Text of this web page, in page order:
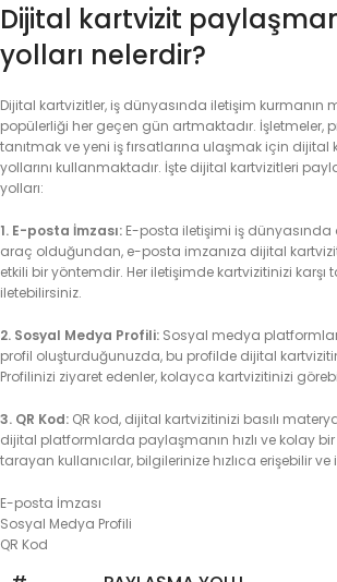
Dijital kartvizit
yolları nelerdir?
Dijital kartvizitler, iş dünyasında iletişim kurmanın
popülerliği her geçen gün artmaktadır. İşletmeler,
tanıtmak ve yeni iş fırsatlarına ulaşmak için dijital
yollarını kullanmaktadır. İşte dijital kartvizitleri
yolları:
1. E-posta İmzası: E-posta iletişimi iş
araç olduğundan, e-posta imzanıza dijital
etkili bir yöntemdir. Her iletişimde kartvizitinizi karşı
iletebilirsiniz.
2. Sosyal Medya Profili: Sosyal medya
profil oluşturduğunuzda, bu profilde dijital
Profilinizi ziyaret edenler, kolayca kartvizitinizi
3. QR Kod: QR kod, dijital kartvizitinizi basılı
dijital platformlarda paylaşmanın hızlı ve kolay
tarayan kullanıcılar, bilgilerinize hızlıca erişebilir
E-posta İmzası
Sosyal Medya Profili
QR Kod